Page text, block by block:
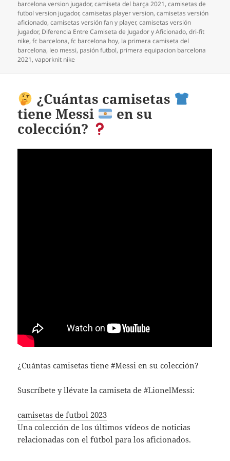
barcelona version jugador,camiseta del barça 2021,camisetas de
futbol version jugador,camisetas player version,camisetas versión
aficionado,camisetas versión fan y player,camisetas versión
jugador, Diferencia Entre Camiseta de Jugador y Aficionado,dri-fit
nike,fc barcelona,fc barcelona hoy, la primera camiseta del
barcelona, leo messi, pasión futbol, primera equipacion barcelona
2021,vaporknit nike
¿Cuántas camisetas
tiene Messi
en su
colección?
¿Cuántas camisetas tiene #Messi en su colección?
Suscríbete y llévate la camiseta de #LionelMessi:
camisetas de futbol 2023
Una colección de los últimos vídeos de noticias
relacionadas con el fútbol para los aficionados.